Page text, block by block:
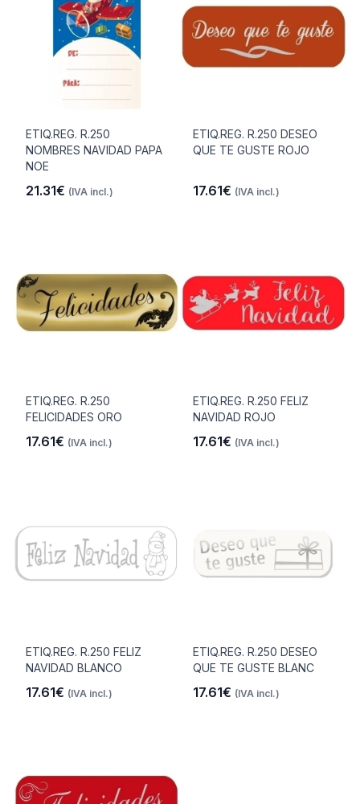
ETIQ.REG. R.250
NOMBRES NAVIDAD PAPA
NOE
21.31€ (IVA incl.)
ETIQ.REG. R.250 DESEO
QUE TE GUSTE ROJO
17.61€ (IVA incl.)
ETIQ.REG. R.250
FELICIDADES ORO
17.61€ (IVA incl.)
ETIQ.REG. R.250 FELIZ
NAVIDAD ROJO
17.61€ (IVA incl.)
ETIQ.REG. R.250 FELIZ
NAVIDAD BLANCO
17.61€ (IVA incl.)
ETIQ.REG. R.250 DESEO
QUE TE GUSTE BLANC
17.61€ (IVA incl.)